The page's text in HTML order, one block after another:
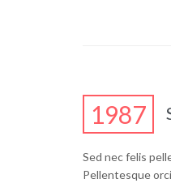
1987
Sed nec felis
Pellentesque